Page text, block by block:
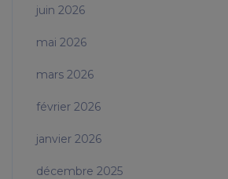
juin 2026
mai 2026
mars 2026
février 2026
janvier 2026
décembre 2025